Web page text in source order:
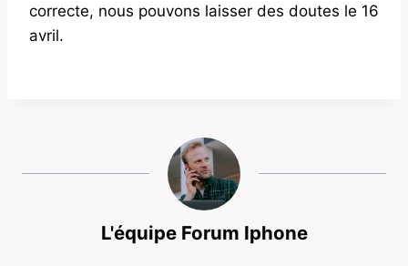
correcte, nous pouvons laisser des doutes le 16
avril.
L'équipe Forum Iphone